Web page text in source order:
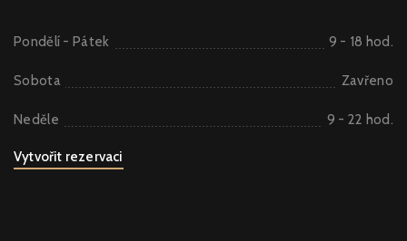
Pondělí - Pátek 9 - 18 hod.
Sobota Zavřeno
Neděle 9 - 22 hod.
Vytvořit rezervaci